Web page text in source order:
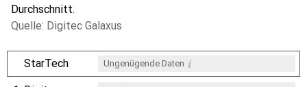
Durchschnitt.
Quelle: Digitec Galaxus
StarTech Ungenügende Daten i